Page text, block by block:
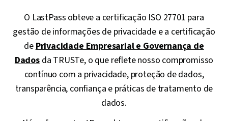
O LastPass obteve a certificação ISO 27701 para
gestão de informações de privacidade e a certificação
de Privacidade Empresarial e Governança de
Dadosda TRUSTe, o que reflete nosso compromisso
contínuo com a privacidade, proteção de dados,
transparência, confiança e práticas de tratamento de
dados.